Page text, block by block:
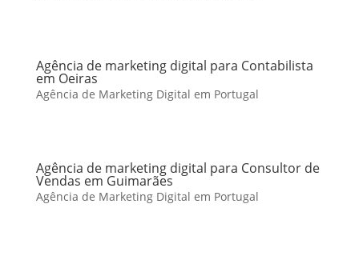
Agência de marketing digital para Contabilista
em Oeiras
Agência de Marketing Digital em Portugal
Agência de marketing digital para Consultor de
Vendas em Guimarães
Agência de Marketing Digital em Portugal